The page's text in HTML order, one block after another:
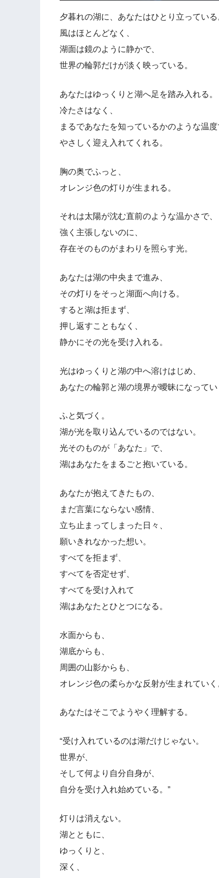
夕暮れの湖に、あなたはひとり立ってい
風はほとんどなく、
湖面は鏡のように静かで、
世界の輪郭だけが淡く映っている。
あなたはゆっくりと湖へ足を踏み入れる。
冷たさはなく、
まるであなたを知っているかのような温
やさしく迎え入れてくれる。
胸の奥でふっと、
オレンジ色の灯りが生まれる。
それは太陽が沈む直前のような温かさで、
強く主張しないのに、
存在そのものがまわりを照らす光。
あなたは湖の中央まで進み、
その灯りをそっと湖面へ向ける。
すると湖は拒まず、
押し返すこともなく、
静かにその光を受け入れる。
光はゆっくりと湖の中へ溶けはじめ、
あなたの輪郭と湖の境界が曖昧になって
ふと気づく。
湖が光を取り込んでいるのではない。
光そのものが「あなた」で、
湖はあなたをまるごと抱いている。
あなたが抱えてきたもの、
まだ言葉にならない感情、
立ち止まってしまった日々、
願いきれなかった想い。
すべてを拒まず、
すべてを否定せず、
すべてを受け入れて
湖はあなたとひとつになる。
水面からも、
湖底からも、
周囲の山影からも、
オレンジ色の柔らかな反射が生まれてい
あなたはそこでようやく理解する。
“受け入れているのは湖だけじゃない。
世界が、
そして何より自分自身が、
自分を受け入れ始めている。”
灯りは消えない。
湖とともに、
ゆっくりと、
深く、